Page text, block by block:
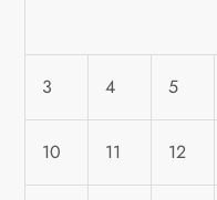
3 4 5
10 11 12